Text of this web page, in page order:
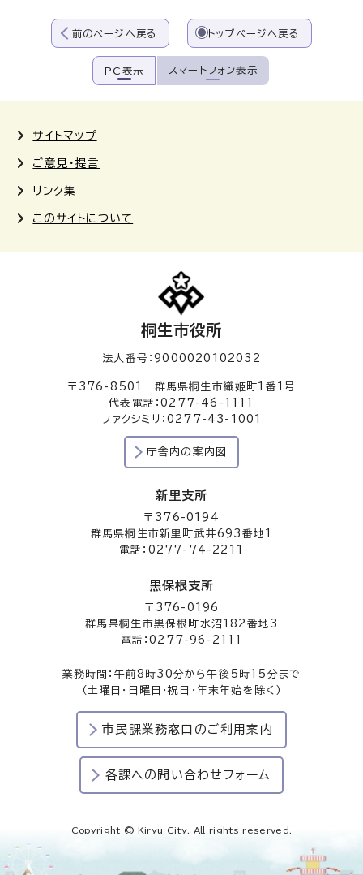
前のページへ戻る トップページへ戻る
PC表示 スマートフォン表示
サイトマップ
ご意見・提言
リンク集
このサイトについて
桐生市役所
法人番号：9000020102032
〒376-8501 群馬県桐生市織姫町1番1号
代表電話：0277-46-1111
ファクシミリ：0277-43-1001
庁舎内の案内図
新里支所
〒376-0194
群馬県桐生市新里町武井693番地1
電話：0277-74-2211
黒保根支所
〒376-0196
群馬県桐生市黒保根町水沼182番地3
電話：0277-96-2111
業務時間：午前8時30分から午後5時15分まで
（土曜日・日曜日・祝日・年末年始を除く）
市民課業務窓口のご利用案内
各課への問い合わせフォーム
Copyright © Kiryu City. All rights reserved.